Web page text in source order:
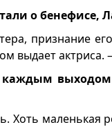
о бенефисе,
признание
выдает
каждым
Хоть маленькая